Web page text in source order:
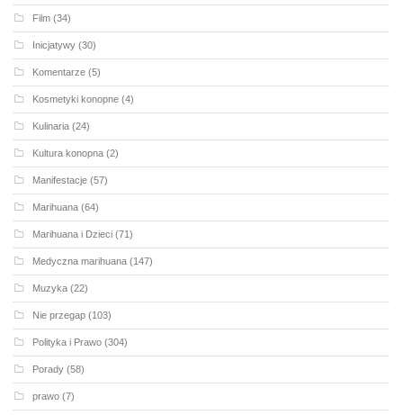
Film (34)
Inicjatywy (30)
Komentarze (5)
Kosmetyki konopne (4)
Kulinaria (24)
Kultura konopna (2)
Manifestacje (57)
Marihuana (64)
Marihuana i Dzieci (71)
Medyczna marihuana (147)
Muzyka (22)
Nie przegap (103)
Polityka i Prawo (304)
Porady (58)
prawo (7)